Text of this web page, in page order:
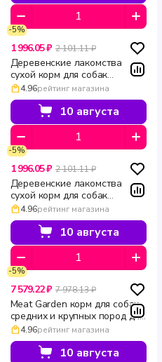
-5%
1 996.05 ₽ 2 101.11 ₽
Деревенские лакомства
сухой корм для собак
средних и крупных пород
Holistic Premier ягненок с
рисом 2 кг
4.96рейтинг магазина
10 августа
-5%
1 996.05 ₽ 2 101.11 ₽
Деревенские лакомства
сухой корм для собак
средних и крупных пород
Holistic Premier говядина с
рисом 2 кг
4.96рейтинг магазина
10 августа
-5%
7 579.22 ₽ 7 978.13 ₽
Meat Garden корм для собак
средних и крупных пород для
аллергиков индейка гречка
12 кг
4.96рейтинг магазина
10 августа